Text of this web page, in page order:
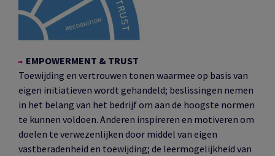
EMPOWERMENT & TRUST
Toewijding en vertrouwen tonen waarmee op basis van
eigen initiatieven wordt gehandeld; beslissingen nemen
in het belang van het bedrijf om aan de hoogste normen
te kunnen voldoen. Anderen inspireren en motiveren om
doelen te verwezenlijken door middel van eigen
vastberadenheid en toewijding; de leermogelijkheid van